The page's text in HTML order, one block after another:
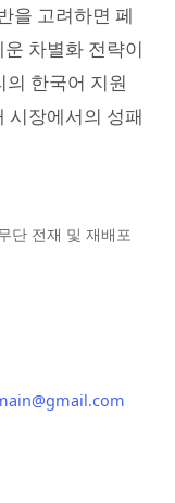
을 고려하면 페
차별화 전략이
한국어 지원
시장에서의 성패
전재 및 재배포